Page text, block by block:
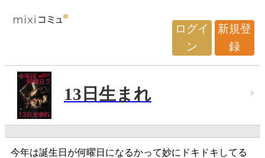
ログイ
ン
新規登
録
13日生まれ
今年は誕生日が何曜日になるかって妙にドキドキしてる